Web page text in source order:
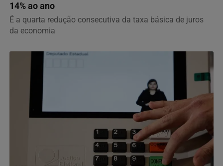
14% ao ano
É a quarta redução consecutiva da taxa básica de juros
da economia